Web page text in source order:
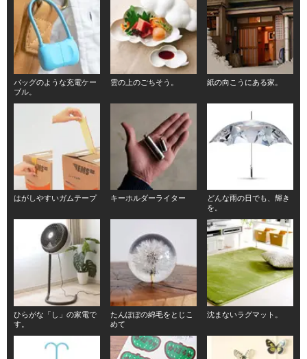
バッグのような充電ケー
ブル。
雲の上のごちそう。 紙の向こうにある家。
はがしやすいガムテープ キーホルダーライター
どんな雨の日でも、輝き
を。
ひらがな「し」の家電で
す。
たんぽぽの綿毛をとじこ
めて
沈まないラグマット。